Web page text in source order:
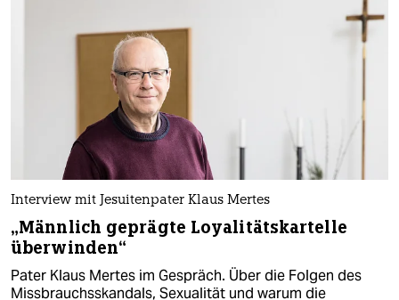
Interview mit Jesuitenpater Klaus Mertes
„Männlich geprägte Loyalitätskartelle
überwinden“
Pater Klaus Mertes im Gespräch. Über die Folgen des
Missbrauchsskandals, Sexualität und warum die